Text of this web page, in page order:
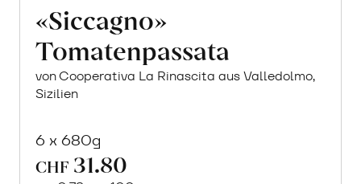
«Siccagno»
Tomatenpassata
von Cooperativa La Rinascita aus Valledolmo,
Sizilien
6 x 680g
CHF 31.80